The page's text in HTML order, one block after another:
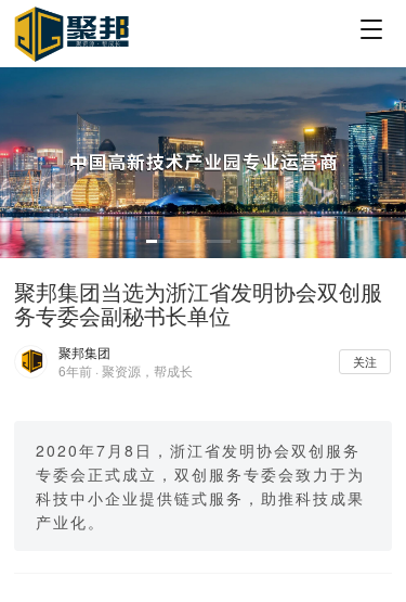
T
g
l
e
n
a
v
i
g
t
n
聚邦集团当选为浙江省发明协会双创服
务专委会副秘书长单位
聚邦集团
6年前 · 聚资源，帮成长
关注
2020年7月8日，浙江省发明协会双创服务
专委会正式成立，双创服务专委会致力于为
科技中小企业提供链式服务，助推科技成果
产业化。